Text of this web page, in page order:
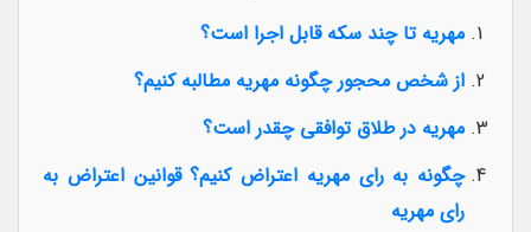
مهریه تا چند سکه قابل اجرا است؟
از شخص محجور چگونه مهریه مطالبه کنیم؟
مهریه در طلاق توافقی چقدر است؟
چگونه به رای مهریه اعتراض کنیم؟ قوانین اعتراض به
رای مهریه